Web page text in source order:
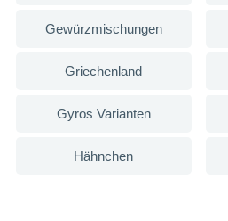
Gewürzmischungen
Griechenland
Gyros Varianten
Hähnchen